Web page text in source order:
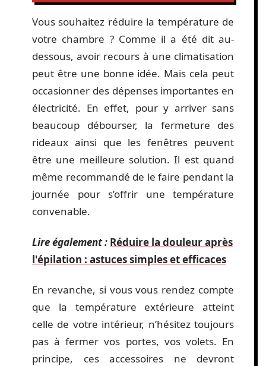
Vous souhaitez réduire la température de
votre chambre ? Comme il a été dit au-
dessous, avoir recours à une climatisation
peut être une bonne idée. Mais cela peut
occasionner des dépenses importantes en
électricité. En effet, pour y arriver sans
beaucoup débourser, la fermeture des
rideaux ainsi que les fenêtres peuvent
être une meilleure solution. Il est quand
même recommandé de le faire pendant la
journée pour s’offrir une température
convenable.
Lire également : Réduire la douleur après
l'épilation : astuces simples et efficaces
En revanche, si vous vous rendez compte
que la température extérieure atteint
celle de votre intérieur, n’hésitez toujours
pas à fermer vos portes, vos volets. En
principe, ces accessoires ne devront